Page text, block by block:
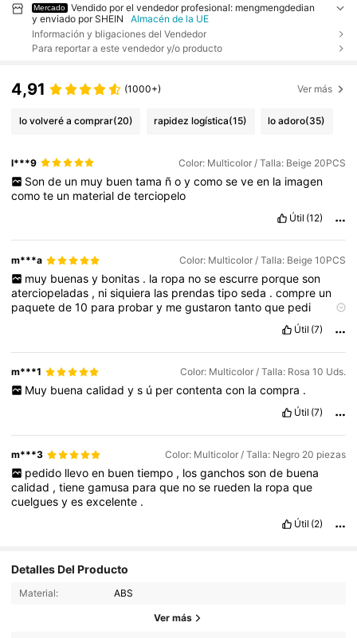
Mercado
Vendido por el vendedor profesional: mengmengdedian
y enviado por SHEIN
Almacén de la UE
Información y bligaciones del Vendedor
Para reportar a este vendedor y/o producto
4,91 (1000+) Ver más
lo volveré a comprar(20) rapidez logística(15) lo adoro(35)
l***9 Color: Multicolor / Talla: Beige 20PCS
Son de un muy buen tama ñ o y como se ve en la imagen
comote un materialdeterciopelo
Útil (12)
m***a Color: Multicolor / Talla: Beige 10PCS
muy buenas y bonitas . la ropa no se escurre porque son
aterciopeladas , nisiquiera las prendastiposeda .compre un
paquetede10 para probary megustarontantoque pedi
Útil (7)
m***1 Color: Multicolor / Talla: Rosa 10 Uds.
Muy buena calidad y s ú per contenta con la compra .
Útil (7)
m***3 Color: Multicolor / Talla: Negro 20 piezas
pedido llevo en buen tiempo , los ganchos son de buena
calidad ,tienegamusa paraque nose rueden la ropaque
cuelguesyesexcelente .
Útil (2)
Detalles Del Producto
Material: ABS
Ver más